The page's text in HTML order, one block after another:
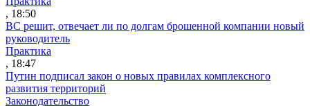
, 18:50
ВС решит, отвечает ли по долгам брошенной компании новый
руководитель
Практика
, 18:47
Путин подписал закон о новых правилах комплексного
развития территорий
Законодательство